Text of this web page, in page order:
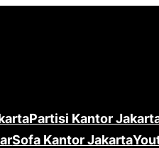
Partisi Kantor
Sofa Kantor Jakarta